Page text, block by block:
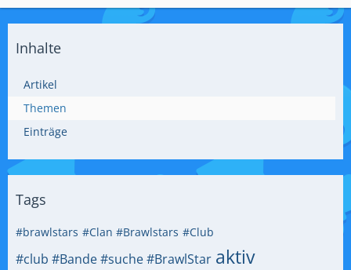
Inhalte
Artikel
Themen
Einträge
Tags
#brawlstars #Clan #Brawlstars #Club
#club #Bande #suche #BrawlStar aktiv